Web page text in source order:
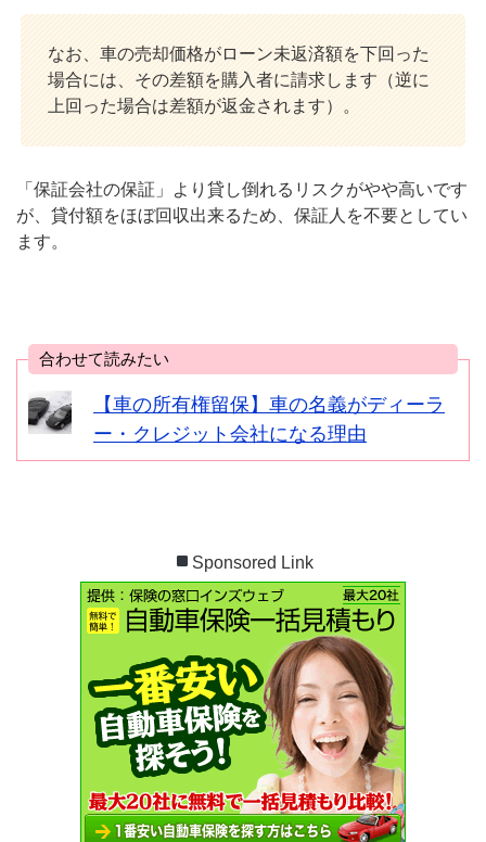
なお、車の売却価格がローン未返済額を下回った
場合には、その差額を購入者に請求します（逆に
上回った場合は差額が返金されます）。
「保証会社の保証」より貸し倒れるリスクがやや高いです
が、貸付額をほぼ回収出来るため、保証人を不要としてい
ます。
合わせて読みたい
【車の所有権留保】車の名義がディーラ
ー・クレジット会社になる理由
Sponsored Link